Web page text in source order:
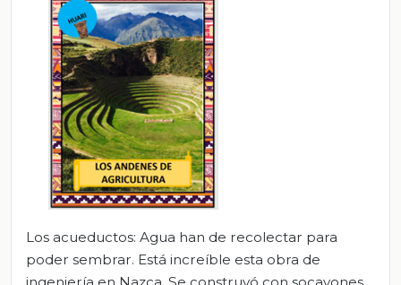
Los acueductos: Agua han de recolectar para
poder sembrar. Está increíble esta obra de